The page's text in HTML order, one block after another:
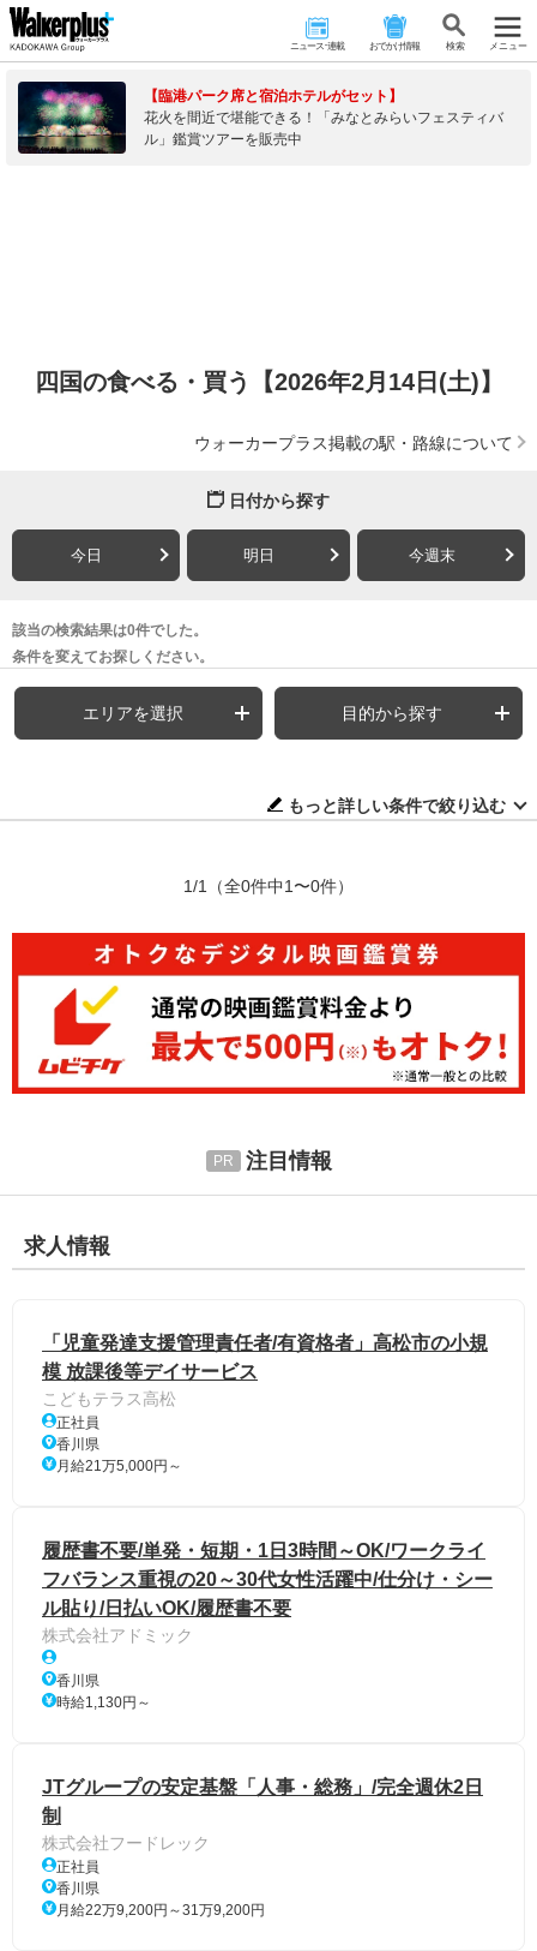
ニュース･連載 おでかけ情報 検 索 メニュー
【臨港パーク席と宿泊ホテルがセット】
花火を間近で堪能できる！「みなとみらいフェスティバ
ル」鑑賞ツアーを販売中
四国の食べる・買う【2026年2月14日(土)】
ウォーカープラス掲載の駅・路線について
日付から探す
今日 明日 今週末
該当の検索結果は0件でした。
条件を変えてお探しください。
エリアを選択 目的から探す
もっと詳しい条件で絞り込む
1/1 （全0件中1〜0件）
注目情報
求人情報
「児童発達支援管理責任者/有資格者」高松市の小規
模 放課後等デイサービス
こどもテラス高松
正社員
香川県
月給21万5,000円～
履歴書不要/単発・短期・1日3時間～OK/ワークライ
フバランス重視の20～30代女性活躍中/仕分け・シー
ル貼り/日払いOK/履歴書不要
株式会社アドミック
香川県
時給1,130円～
JTグループの安定基盤「人事・総務」/完全週休2日
制
株式会社フードレック
正社員
香川県
月給22万9,200円～31万9,200円